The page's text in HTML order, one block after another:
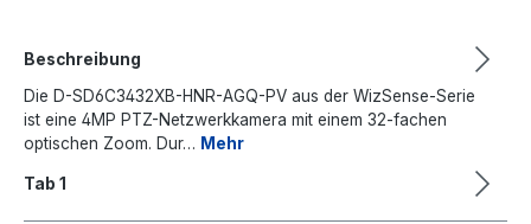
Beschreibung
Die D-SD6C3432XB-HNR-AGQ-PV aus der WizSense-Serie
ist eine 4MP PTZ-Netzwerkkamera mit einem 32-fachen
optischen Zoom. Dur… Mehr
Tab 1